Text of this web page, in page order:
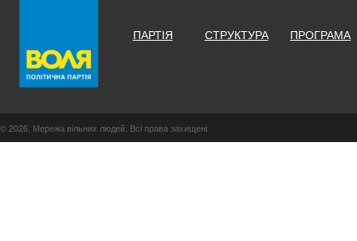
ПАРТІЯ СТРУКТУРА ПРОГРАМА
© 2026, Мережа вільних людей. Всі права захищені